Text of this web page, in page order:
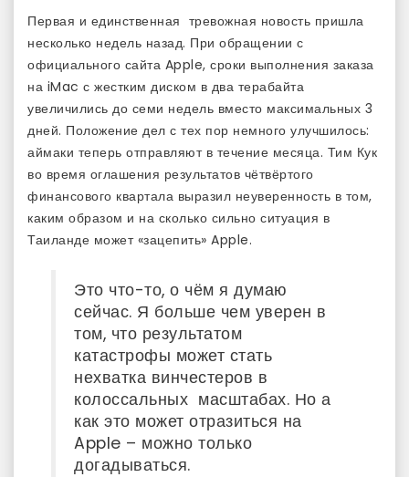
Первая и единственная тревожная новость пришла
несколько недель назад. При обращении с
официального сайта Apple, сроки выполнения заказа
на iMac с жестким диском в два терабайта
увеличились до семи недель вместо максимальных 3
дней. Положение дел с тех пор немного улучшилось:
аймаки теперь отправляют в течение месяца. Тим Кук
во время оглашения результатов чётвёртого
финансового квартала выразил неуверенность в том,
каким образом и на сколько сильно ситуация в
Таиланде может «зацепить» Apple.
Это что-то, о чём я думаю
сейчас. Я больше чем уверен в
том, что результатом
катастрофы может стать
нехватка винчестеров в
колоссальных масштабах. Но а
как это может отразиться на
Apple – можно только
догадываться.